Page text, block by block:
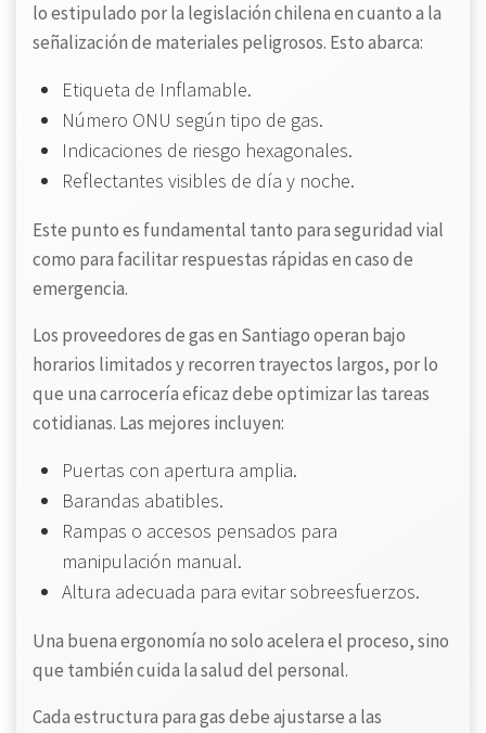
lo estipulado por la legislación chilena en cuanto a la
señalización de materiales peligrosos. Esto abarca:
Etiqueta de Inflamable.
Número ONU según tipo de gas.
Indicaciones de riesgo hexagonales.
Reflectantes visibles de día y noche.
Este punto es fundamental tanto para seguridad vial
como para facilitar respuestas rápidas en caso de
emergencia.
Los proveedores de gas en Santiago operan bajo
horarios limitados y recorren trayectos largos, por lo
que una carrocería eficaz debe optimizar las tareas
cotidianas. Las mejores incluyen:
Puertas con apertura amplia.
Barandas abatibles.
Rampas o accesos pensados para
manipulación manual.
Altura adecuada para evitar sobreesfuerzos.
Una buena ergonomía no solo acelera el proceso, sino
que también cuida la salud del personal.
Cada estructura para gas debe ajustarse a las